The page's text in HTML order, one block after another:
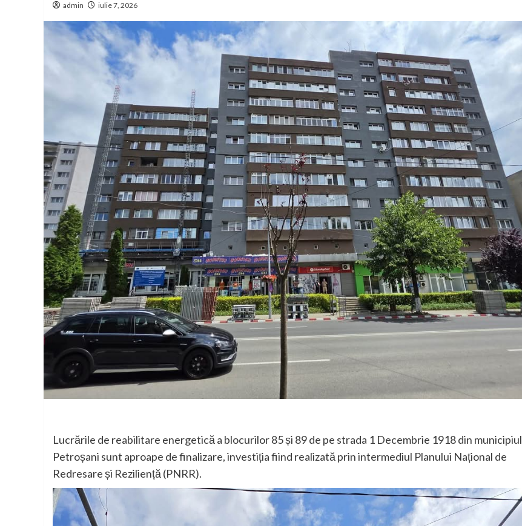
admin iulie 7, 2026
Lucrările de reabilitare energetică a blocurilor 85 și 89 de pe strada 1 Decembrie 1918 din municipiul
Petroșani sunt aproape de finalizare, investiția fiind realizată prin intermediul Planului Național de
Redresare și Reziliență (PNRR).